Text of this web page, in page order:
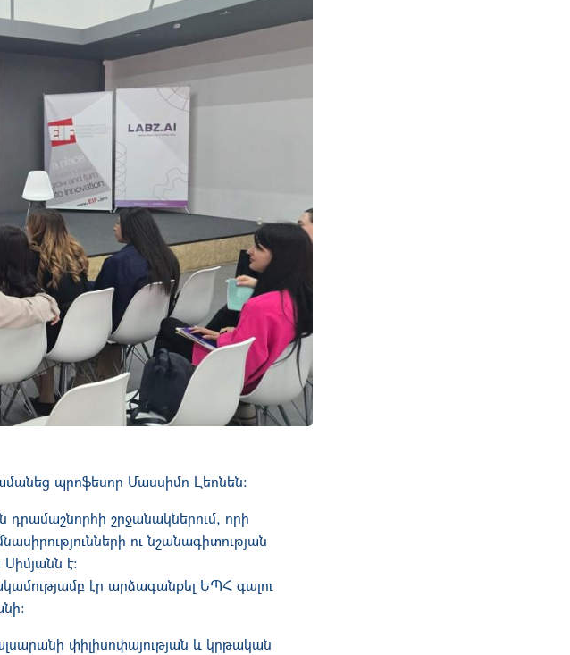
պրոֆեսոր Մասսիմո Լեոնեն:
դրամաշնորհի շրջանակներում, որի
ու նշանագիտության
է։
էր արձագանքել ԵՊՀ գալու
փիլիսոփայության և կրթական